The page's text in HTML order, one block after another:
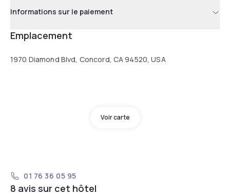
Informations sur le paiement
Emplacement
1970 Diamond Blvd, Concord, CA 94520, USA
Voir carte
01 76 36 05 95
8 avis sur cet hôtel